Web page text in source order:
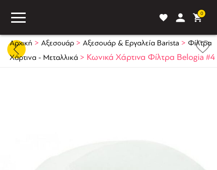
0
Αρχική > Αξεσουάρ > Αξεσουάρ & Εργαλεία Barista > Φίλτρα
Χάρτινα - Μεταλλικά > Κωνικά Χάρτινα Φίλτρα Belogia #4